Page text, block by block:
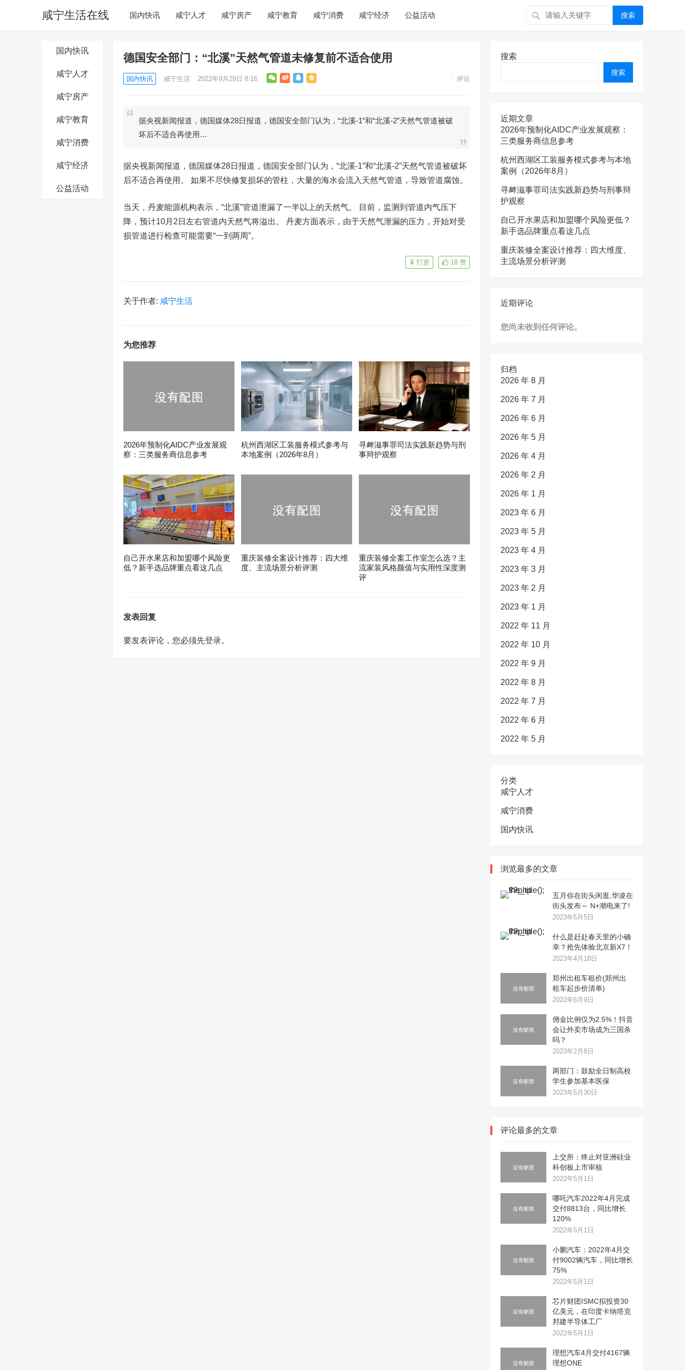
咸宁生活在线 国内快讯 咸宁人才 咸宁房产 咸宁教育 咸宁消费 咸宁经济 公益活动 搜索
国内快讯
咸宁人才
咸宁房产
咸宁教育
咸宁消费
咸宁经济
公益活动
德国安全部门：“北溪”天然气管道未修复前不适合使用
国内快讯 咸宁生活 2022年9月29日 8:16 评论
据央视新闻报道，德国媒体28日报道，德国安全部门认为，“北溪-1”和“北溪-2”天然气管道被破
坏后不适合再使用…
据央视新闻报道，德国媒体28日报道，德国安全部门认为，“北溪-1”和“北溪-2”天然气管道被破坏
后不适合再使用。 如果不尽快修复损坏的管柱，大量的海水会流入天然气管道，导致管道腐蚀。
当天，丹麦能源机构表示，“北溪”管道泄漏了一半以上的天然气。 目前，监测到管道内气压下
降，预计10月2日左右管道内天然气将溢出。 丹麦方面表示，由于天然气泄漏的压力，开始对受
损管道进行检查可能需要“一到两周”。
18 赞
打赏
关于作者: 咸宁生活
为您推荐
2026年预制化AIDC产业发展观
察：三类服务商信息参考
杭州西湖区工装服务模式参考与
本地案例（2026年8月）
寻衅滋事罪司法实践新趋势与刑
事辩护观察
自己开水果店和加盟哪个风险更
低？新手选品牌重点看这几点
重庆装修全案设计推荐：四大维
度、主流场景分析评测
重庆装修全案工作室怎么选？主
流家装风格颜值与实用性深度测
评
发表回复
要发表评论，您必须先登录。
搜索
搜索
近期文章
2026年预制化AIDC产业发展观察：
三类服务商信息参考
杭州西湖区工装服务模式参考与本地
案例（2026年8月）
寻衅滋事罪司法实践新趋势与刑事辩
护观察
自己开水果店和加盟哪个风险更低？
新手选品牌重点看这几点
重庆装修全案设计推荐：四大维度、
主流场景分析评测
近期评论
您尚未收到任何评论。
归档
2026 年 8 月
2026 年 7 月
2026 年 6 月
2026 年 5 月
2026 年 4 月
2026 年 2 月
2026 年 1 月
2023 年 6 月
2023 年 5 月
2023 年 4 月
2023 年 3 月
2023 年 2 月
2023 年 1 月
2022 年 11 月
2022 年 10 月
2022 年 9 月
2022 年 8 月
2022 年 7 月
2022 年 6 月
2022 年 5 月
分类
咸宁人才
咸宁消费
国内快讯
浏览最多的文章
五月你在街头闲逛,华凌在
街头发布～ N+潮电来了!
2023年5月5日
什么是赶赴春天里的小确
幸？抢先体验北京新X7！
2023年4月18日
郑州出租车租价(郑州出
租车起步价清单)
2022年6月9日
佣金比例仅为2.5%！抖音
会让外卖市场成为三国杀
吗？
2023年2月8日
两部门：鼓励全日制高校
学生参加基本医保
2023年5月30日
评论最多的文章
上交所：终止对亚洲硅业
科创板上市审核
2022年5月1日
哪吒汽车2022年4月完成
交付8813台，同比增长
120%
2022年5月1日
小鹏汽车：2022年4月交
付9002辆汽车，同比增长
75%
2022年5月1日
芯片财团ISMC拟投资30
亿美元，在印度卡纳塔克
邦建半导体工厂
2022年5月1日
理想汽车4月交付4167辆
理想ONE